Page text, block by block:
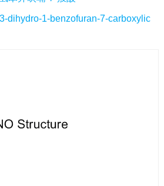
| 抗炎药物中间体
间体|
dihydro-1-benzofuran-7-carboxylic